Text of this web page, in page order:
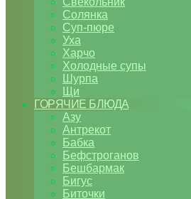
Солянка
Суп-пюре
Уха
Харчо
Холодные супы
Шурпа
Щи
ГОРЯЧИЕ БЛЮДА
Азу
Антрекот
Бабка
Бефстроганов
Бешбармак
Бигус
Биточки